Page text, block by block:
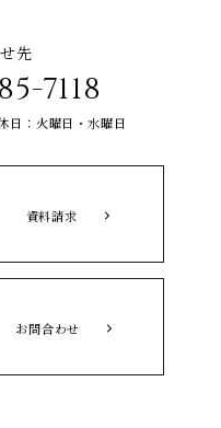
先
7118
：火曜日・水曜日
資料請求
お問合わせ